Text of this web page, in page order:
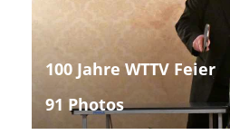
100 Jahre WTTV Feier
91 Photos